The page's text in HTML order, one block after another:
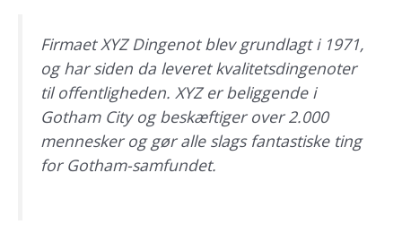
Firmaet XYZ Dingenot blev grundlagt i 1971,
og har siden da leveret kvalitetsdingenoter
til offentligheden. XYZ er beliggende i
Gotham City og beskæftiger over 2.000
mennesker og gør alle slags fantastiske ting
for Gotham-samfundet.